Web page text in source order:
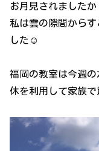
お月見されましたか
私は雲の隙間から
した☺
福岡の教室は今週
休を利用して家族で